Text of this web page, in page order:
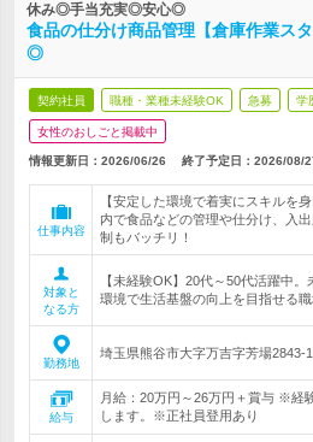
休み◎手当充実◎安心◎
食品の仕分け商品管理【倉庫作業ス
◎
契約社員 職種・業種未経験OK 急募 学
女性のおしごと掲載中
情報更新日：2026/06/26 終了予定日： 2026/08/
仕事内容
【安定した環境で着実にスキルを
内で食品などの管理や仕分け、入
制もバッチリ！
対象と
なる方
【未経験OK】20代～50代活躍中
環境で生活基盤の向上を目指せる職
勤務地
埼玉県熊谷市大字万吉字芳場2843-
給与
月給：20万円～26万円＋賞与 ※経
します。※正社員登用あり